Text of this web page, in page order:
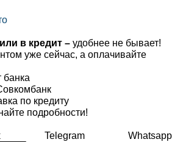
в кредит – удобнее не бывает!
уже сейчас, а оплачивайте
банка
по кредиту
подробности!
Telegram
Whatsapp